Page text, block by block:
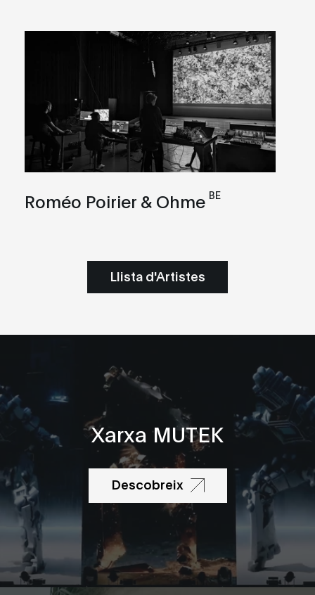
Roméo Poirier & Ohme BE
Llista d'Artistes
Xarxa MUTEK
Descobreix